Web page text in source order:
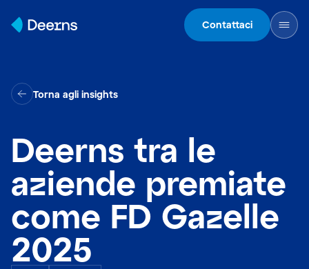
Contattaci
Torna agli insights
Deerns tra le
aziende premiate
come FD Gazelle
2025